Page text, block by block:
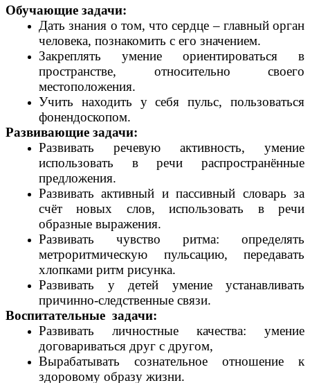
Обучающие задачи:
Дать знания о том, что сердце – главный орган
человека, познакомить с его значением.
Закреплять умение ориентироваться в
пространстве, относительно своего
местоположения.
Учить находить у себя пульс, пользоваться
фонендоскопом.
Развивающие задачи:
Развивать речевую активность, умение
использовать в речи распространённые
предложения.
Развивать активный и пассивный словарь за
счёт новых слов, использовать в речи
образные выражения.
Развивать чувство ритма: определять
метроритмическую пульсацию, передавать
хлопками ритм рисунка.
Развивать у детей умение устанавливать
причинно-следственные связи.
Воспитательные задачи:
Развивать личностные качества: умение
договариваться друг с другом,
Вырабатывать сознательное отношение к
здоровому образу жизни.